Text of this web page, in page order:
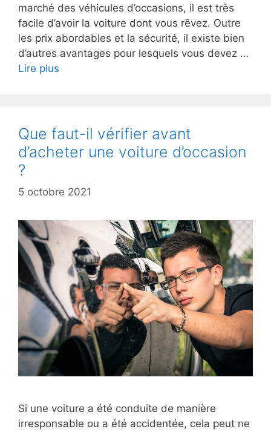
marché des véhicules d’occasions, il est très
facile d’avoir la voiture dont vous rêvez. Outre
les prix abordables et la sécurité, il existe bien
d’autres avantages pour lesquels vous devez …
Lire plus
Que faut-il vérifier avant
d’acheter une voiture d’occasion
?
5 octobre 2021
Si une voiture a été conduite de manière
irresponsable ou a été accidentée, cela peut ne